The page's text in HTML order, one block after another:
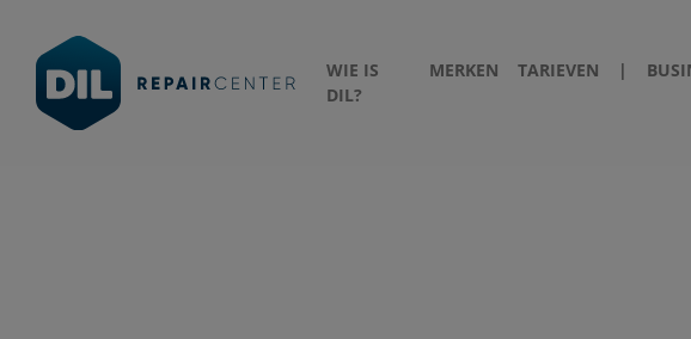
WIE IS
DIL?
MERKEN TARIEVEN |